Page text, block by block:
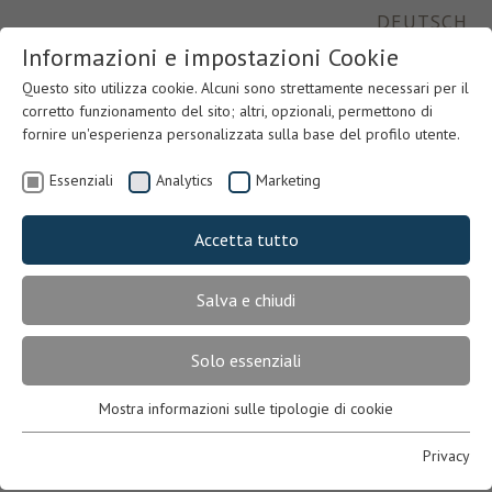
DEUTSCH
Previous
Informazioni e impostazioni Cookie
Questo sito utilizza cookie. Alcuni sono strettamente necessari per il
corretto funzionamento del sito; altri, opzionali, permettono di
fornire un'esperienza personalizzata sulla base del profilo utente.
Essenziali Analytics Marketing
Accetta tutto
Salva e chiudi
Solo essenziali
Essenziali
Necessari per il corretto funzionamento del sito. In mancanza,
Mostra informazioni sulle tipologie di cookie
Privacy